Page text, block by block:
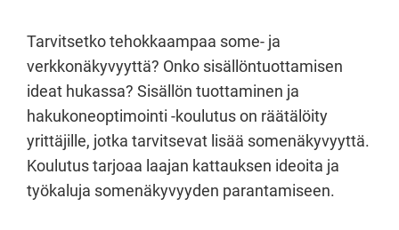
Tarvitsetko tehokkaampaa some- ja
verkkonäkyvyyttä? Onko sisällöntuottamisen
ideat hukassa? Sisällön tuottaminen ja
hakukoneoptimointi -koulutus on räätälöity
yrittäjille, jotka tarvitsevat lisää somenäkyvyyttä.
Koulutus tarjoaa laajan kattauksen ideoita ja
työkaluja somenäkyvyyden parantamiseen.